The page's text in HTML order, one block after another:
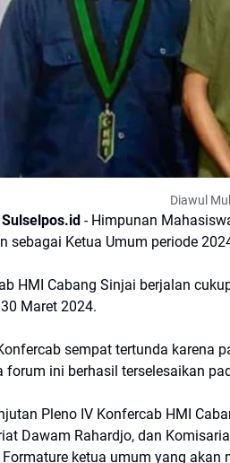
Diawul
- Himpunan
sebagai Ketua Umum periode
HMI Cabang Sinjai berjalan
Maret 2024.
sempat tertunda karena
forum ini berhasil terselesaikan
Pleno IV Konfercab HMI
Dawam Rahardjo, dan
ketua umum yang akan